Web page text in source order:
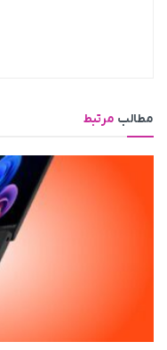
مطالب مرتبط